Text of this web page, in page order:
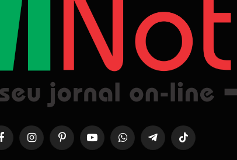
FacebookInstagramPinterestYouTubeWhatsAppTelegramaTikTok